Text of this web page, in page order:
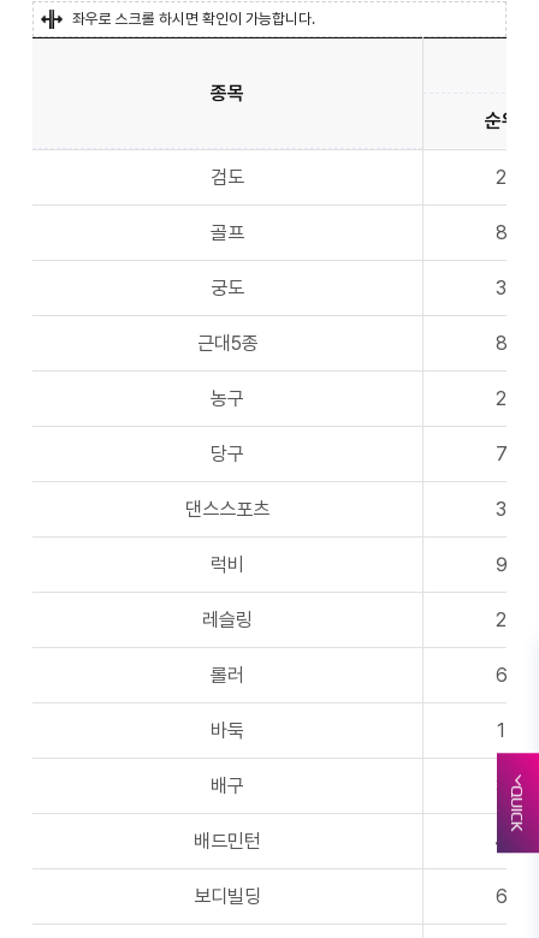
QUICK
좌우로 스크롤 하시면 확인이 가능합니다.
종목
순위
검도 2
골프 8
궁도 3
근대5종 8
농구 2
당구 7
댄스스포츠 3
럭비 9
레슬링 2
롤러 6
바둑 1
배구 3
배드민턴 4
보디빌딩 6